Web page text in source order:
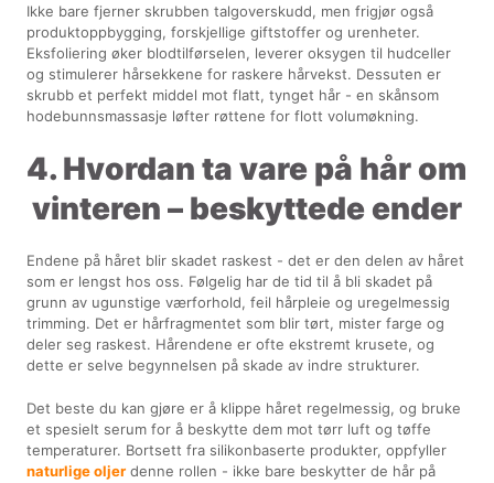
Ikke bare fjerner skrubben talgoverskudd, men frigjør også
produktoppbygging, forskjellige giftstoffer og urenheter.
Eksfoliering øker blodtilførselen, leverer oksygen til hudceller
og stimulerer hårsekkene for raskere hårvekst. Dessuten er
skrubb et perfekt middel mot flatt, tynget hår - en skånsom
hodebunnsmassasje løfter røttene for flott volumøkning.
4. Hvordan ta vare på hår om
vinteren – beskyttede ender
Endene på håret blir skadet raskest - det er den delen av håret
som er lengst hos oss. Følgelig har de tid til å bli skadet på
grunn av ugunstige værforhold, feil hårpleie og uregelmessig
trimming. Det er hårfragmentet som blir tørt, mister farge og
deler seg raskest. Hårendene er ofte ekstremt krusete, og
dette er selve begynnelsen på skade av indre strukturer.
Det beste du kan gjøre er å klippe håret regelmessig, og bruke
et spesielt serum for å beskytte dem mot tørr luft og tøffe
temperaturer. Bortsett fra silikonbaserte produkter, oppfyller
naturlige oljer denne rollen - ikke bare beskytter de hår på